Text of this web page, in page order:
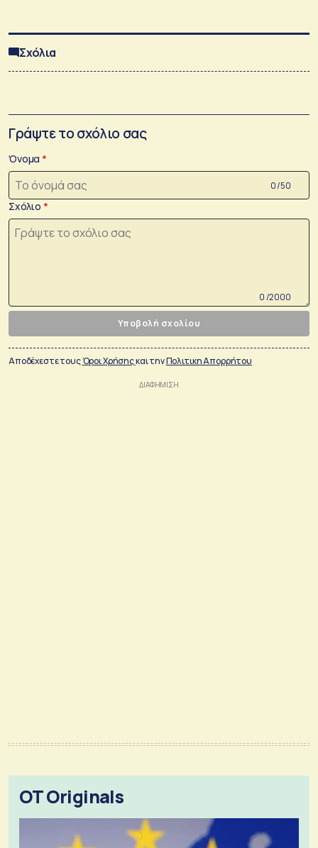
Σχόλια
Γράψτε το σχόλιο σας
Όνομα
0 /50
Σχόλιο
0 /2000
Υποβολή σχολίου
Αποδέχεστε τουςΌροι Χρήσηςκαι τηνΠολιτικη Απορρήτου
OT Originals